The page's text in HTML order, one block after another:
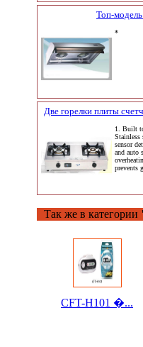
Топ-
*
Две горелки плиты
1. Built
Stainless
sensor
and auto
prevents
Так же в категории
CFT-H101 �...